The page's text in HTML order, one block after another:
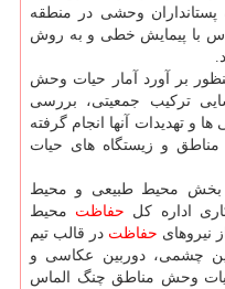
وحشی در منطقه
با پیمایش خطی و به روش
بر آورد آمار حیات وحش
تركیب جمعیتی، بررسی
و تهدیدات آنها انجام گرفته
و زیستگاه های حیات
بخش محیط طبیعی و محیط
اداره كل حفاظت محیط
حفاظت در قالب تیم
چشمی، دوربین عكاسی و
وحش مناطق چنگ الماس